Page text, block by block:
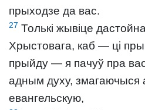
прыходзе да вас.
27 Толькі жывіце
Хрыстовага, каб — ці
прыйду — я пачуў пра
адным духу, змагаючыся
евангельскую,